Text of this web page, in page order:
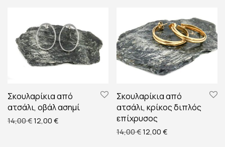
Σκουλαρίκια από
ατσάλι, οβάλ ασημί
14,00€Original price was: 14,00 €.
12,00 €Η τρέχουσα τιμή είναι: 12,00 €.
Σκουλαρίκια από
ατσάλι, κρίκος διπλός
επίχρυσος
14,00€Original price was: 14,00
12,00 €Η τρέχουσα τιμή